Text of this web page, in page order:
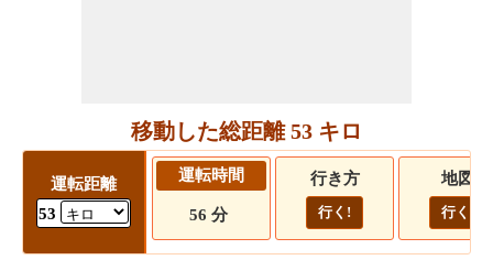
移動した総距離 53 キロ
運転距離
53
運転時間
56 分
行き方
行く!
地図
行く!